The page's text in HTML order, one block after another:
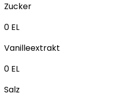
Zucker
0 EL
Vanilleextrakt
0 EL
Salz